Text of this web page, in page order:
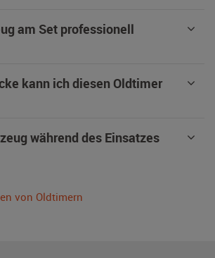
am Set professionell
kann ich diesen Oldtimer
während des Einsatzes
von Oldtimern